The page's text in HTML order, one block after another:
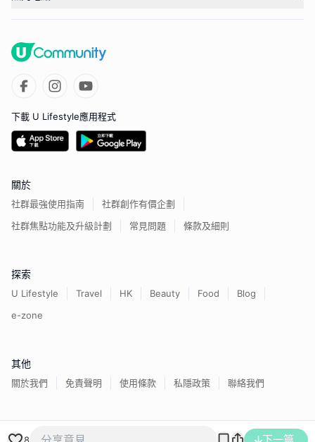
8
下載 U Lifestyle應用程式
關於
社群最強使用指南
社群創作有價企劃
社群焦點功能及升級計劃
常見問題 條款及細則
探索
U Lifestyle Travel HK Beauty Food
Blog
e-zone
其他
關於我們 免責聲明 使用條款 私隱政策 聯絡我們
香港經濟日報版權所有©